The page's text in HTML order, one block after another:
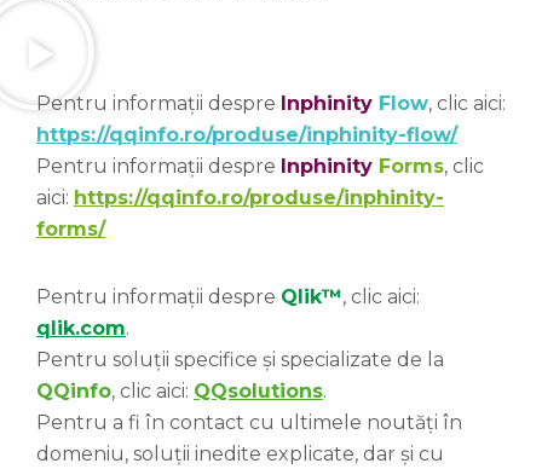
Pentru informații despre Inphinity Flow, clic aici:
https://qqinfo.ro/produse/inphinity-flow/
Pentru informații despre Inphinity Forms, clic
aici: https://qqinfo.ro/produse/inphinity-
forms/
Pentru informații despre Qlik™, clic aici:
qlik.com.
Pentru soluții specifice și specializate de la
QQinfo, clic aici: QQsolutions.
Pentru a fi în contact cu ultimele noutăți în
domeniu, soluții inedite explicate, dar și cu